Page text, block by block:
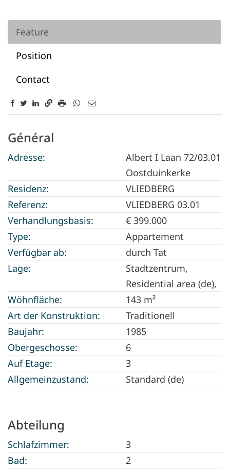
Feature
Position
Contact
Feature
Général
Adresse:
Albert I Laan 72/03.01
Oostduinkerke
Residenz:
VLIEDBERG
Referenz:
VLIEDBERG 03.01
Verhandlungsbasis:
€ 399.000
Type:
Appartement
Verfügbar ab:
durch Tat
Lage:
Stadtzentrum,
Residential area (de),
Wöhnfläche:
143 m²
Art der Konstruktion:
Traditionell
Baujahr:
1985
Obergeschosse:
6
Auf Etage:
3
Allgemeinzustand:
Standard (de)
Abteilung
Schlafzimmer:
3
Bad:
2